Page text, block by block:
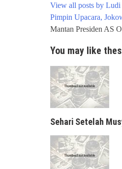
View all posts by Ludi
Post
navigation
Pimpin Upacara,
Mantan Presiden AS
You may like
Sehari Setelah